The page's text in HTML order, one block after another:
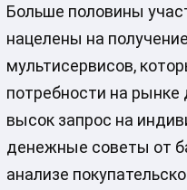
Больше половины
нацелены на
мультисервисов,
потребности на
высок запрос на
денежные советы от
анализе